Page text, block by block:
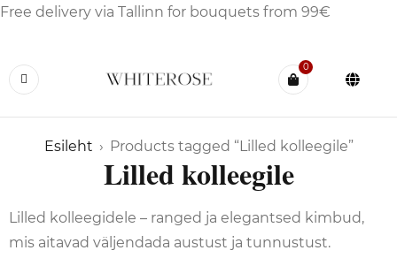
Free delivery via Tallinn for bouquets from 99€
0
Esileht › Products tagged “Lilled kolleegile”
Lilled kolleegile
Lilled kolleegidele – ranged ja elegantsed kimbud,
mis aitavad väljendada austust ja tunnustust.